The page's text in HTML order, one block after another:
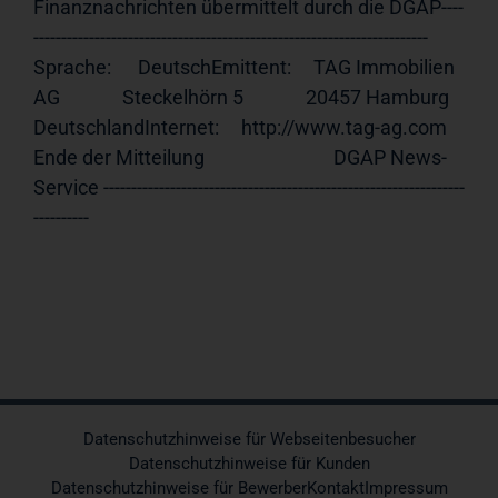
Finanznachrichten übermittelt durch die DGAP----
-----------------------------------------------------------------------
Sprache:      DeutschEmittent:     TAG Immobilien
AG              Steckelhörn 5              20457 Hamburg
DeutschlandInternet:     http://www.tag-ag.com
Ende der Mitteilung                             DGAP News-
Service -----------------------------------------------------------------
----------
Datenschutzhinweise für Webseitenbesucher
Datenschutzhinweise für Kunden
Datenschutzhinweise für BewerberKontaktImpressum